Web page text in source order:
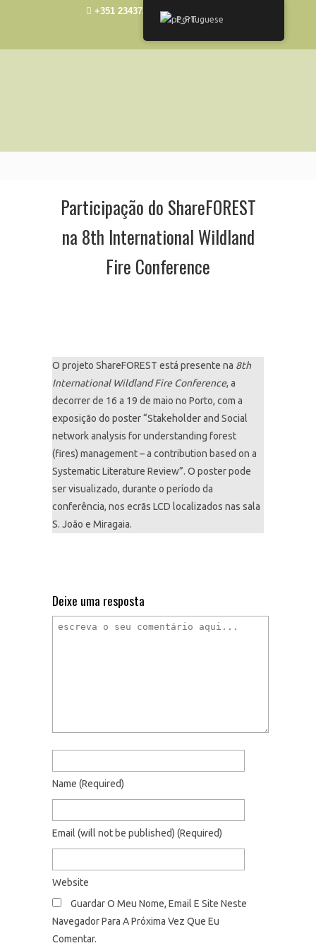
+351 234372492
Participação do ShareFOREST
na 8th International Wildland
Fire Conference
O projeto ShareFOREST está presente na 8th
International Wildland Fire Conference, a
decorrer de 16 a 19 de maio no Porto, com a
exposição do poster “Stakeholder and Social
network analysis for understanding forest
(fires) management – a contribution based on a
Systematic Literature Review”. O poster pode
ser visualizado, durante o período da
conferência, nos ecrãs LCD localizados nas sala
S. João e Miragaia.
Deixe uma resposta
Name (required)
Email (will not be published) (required)
Website
Guardar O Meu Nome, Email E Site Neste
Navegador Para A Próxima Vez Que Eu
Comentar.
Portuguese